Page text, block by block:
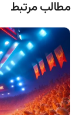
مطالب مرتبط